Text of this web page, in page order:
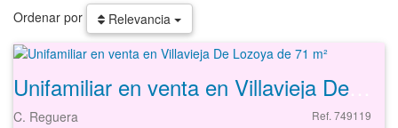
Ordenar por Relevancia
C. Reguera Ref. 749119